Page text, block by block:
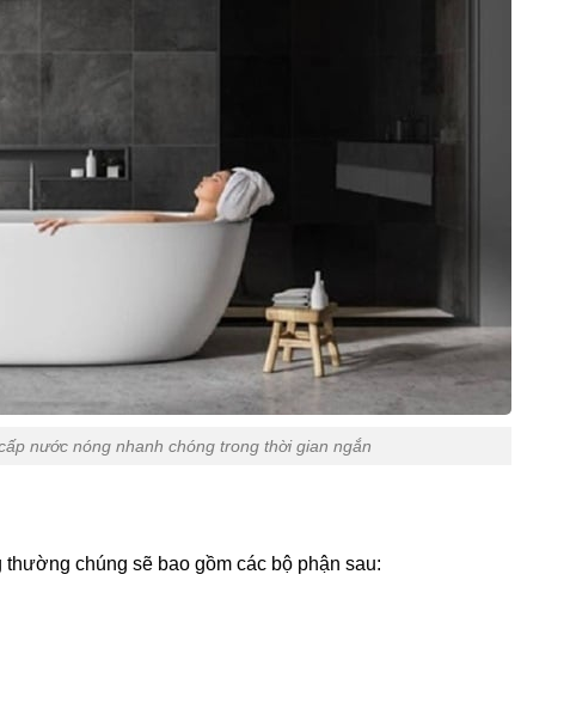
nước nóng nhanh chóng trong thời gian ngắn
chúng sẽ bao gồm các bộ phận sau: